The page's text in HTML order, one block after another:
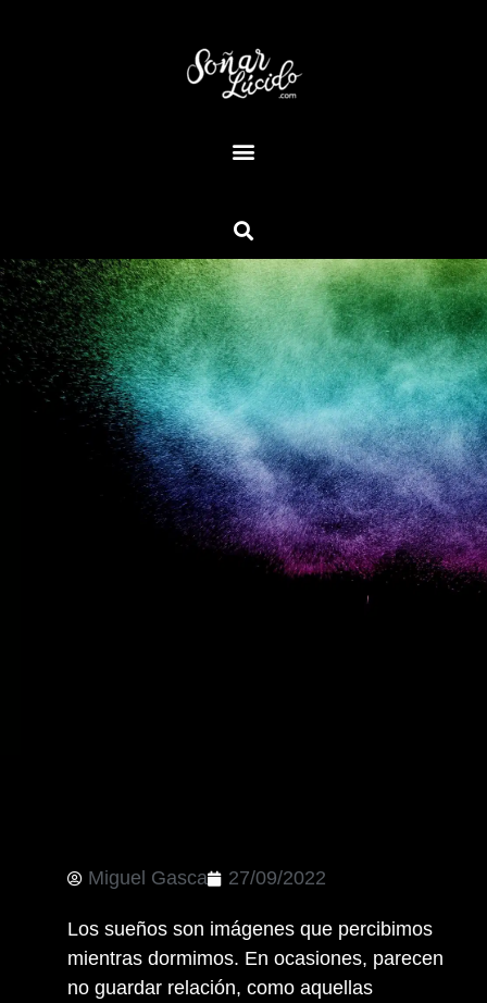
Miguel Gasca 27/09/2022
Los sueños son imágenes que percibimos
mientras dormimos. En ocasiones, parecen
no guardar relación, como aquellas